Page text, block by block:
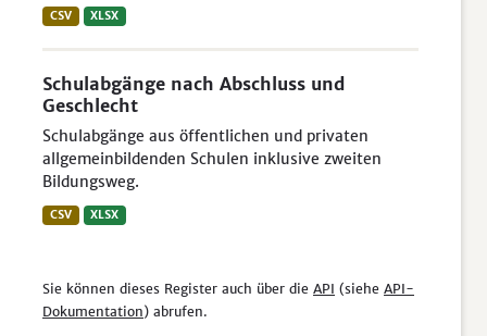
CSV XLSX
Schulabgänge nach Abschluss und
Geschlecht
Schulabgänge aus öffentlichen und privaten
allgemeinbildenden Schulen inklusive zweiten
Bildungsweg.
CSV XLSX
Sie können dieses Register auch über die API (siehe API-
Dokumentation) abrufen.